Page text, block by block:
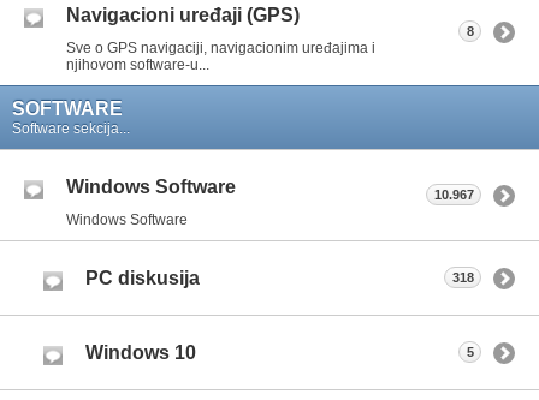
Navigacioni uređaji (GPS)
Sve o GPS navigaciji, navigacionim uređajima i
njihovom software-u...
8
SOFTWARE
Software sekcija...
Windows Software
Windows Software
10.967
PC diskusija 318
Windows 10 5